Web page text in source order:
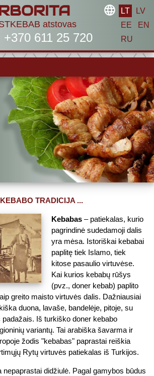
atstovas
language LT
LV
EE
EN
RU
+370 611 25 720
KEBABO TRADICIJA ...
Kebabas – patiekalas, kurio
pagrindinė sudedamoji dalis
yra mėsa. Istoriškai kebabai
paplitę tiek Islamo, tiek
kitose pasaulio virtuvėse.
Kai kurios kebabų rūšys
(pvz., doner kebab) paplito
greito maisto virtuvės dalis. Dažniausiai
duona, lavaše, bandelėje, pitoje, su
Iš turkiško doner kebabo
variantų. Tai arabiška šavarma ir
žodis "kebabas" paprastai reiškia
Rytų virtuvės patiekalas iš Turkijos.
nepaprastai didžiulė. Pagal gamybos būdus